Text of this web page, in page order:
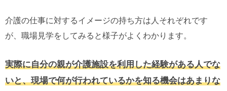
介護の仕事に対するイメージの持ち方は人それぞれです
が、職場見学をしてみると様子がよくわかります。
実際に自分の親が介護施設を利用した経験がある人でな
いと、現場で何が行われているかを知る機会はあまりな